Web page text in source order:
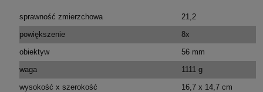
sprawność zmierzchowa
21,2
powiększenie
8x
obiektyw
56 mm
waga
1111 g
wysokość x szerokość
16,7 x 14,7 cm